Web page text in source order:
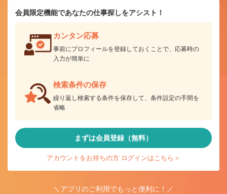
会員限定機能であなたの仕事探しをアシスト！
カンタン応募
事前にプロフィールを登録しておくことで、応募時の
入力が簡単に
検索条件の保存
繰り返し検索する条件を保存して、条件設定の手間を
省略
まずは会員登録（無料）
アカウントをお持ちの方 ログインはこちら＞
＼アプリのご利用でもっと便利に！／